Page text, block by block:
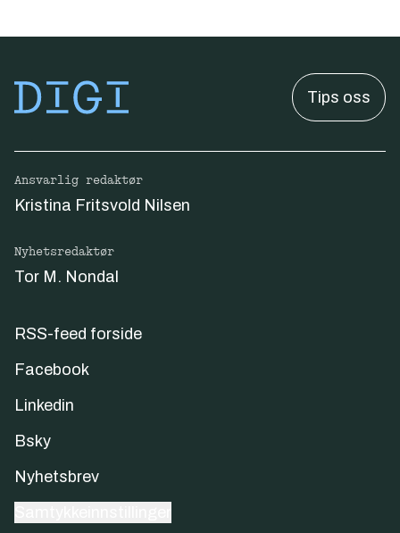
Tips oss
Ansvarlig redaktør
Kristina Fritsvold Nilsen
Nyhetsredaktør
Tor M. Nondal
RSS-feed forside
Facebook
Linkedin
Bsky
Nyhetsbrev